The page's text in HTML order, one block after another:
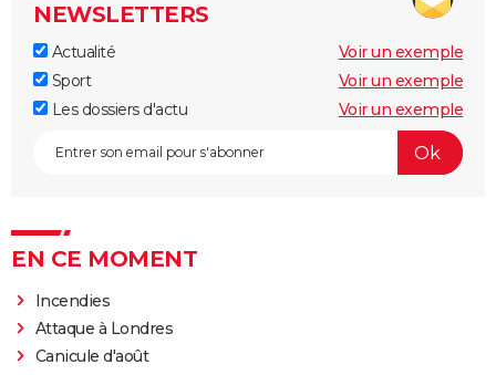
NEWSLETTERS
Actualité
Voir un exemple
Sport
Voir un exemple
Les dossiers d'actu
Voir un exemple
EN CE MOMENT
Incendies
Attaque à Londres
Canicule d'août